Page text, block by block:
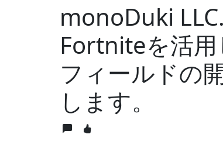
monoDuki
Fortniteを活
フィールドの
します。